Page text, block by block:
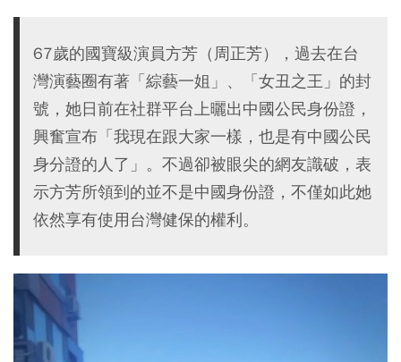
67歲的國寶級演員方芳（周正芳），過去在台
灣演藝圈有著「綜藝一姐」、「女丑之王」的封
號，她日前在社群平台上曬出中國公民身份證，
興奮宣布「我現在跟大家一樣，也是有中國公民
身分證的人了」。不過卻被眼尖的網友識破，表
示方芳所領到的並不是中國身份證，不僅如此她
依然享有使用台灣健保的權利。